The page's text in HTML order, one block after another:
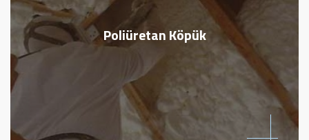
Poliüretan Köpük